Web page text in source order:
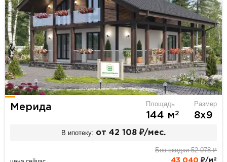
Мерида Площадь
144 м2
Размер
8х9
В ипотеку: от 42 108 ₽/мес.
Без скидки 52 078 ₽
43 040 ₽/м 2